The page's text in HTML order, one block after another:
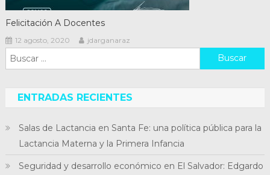
Felicitación A Docentes
12 agosto, 2020 jdarganaraz
Buscar:
ENTRADAS RECIENTES
Salas de Lactancia en Santa Fe: una política pública para la
Lactancia Materna y la Primera Infancia
Seguridad y desarrollo económico en El Salvador: Edgardo